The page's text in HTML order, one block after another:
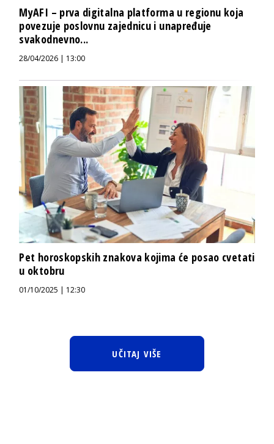
MyAFI – prva digitalna platforma u regionu koja
povezuje poslovnu zajednicu i unapređuje
svakodnevno...
28/04/2026 | 13:00
Pet horoskopskih znakova kojima će posao cvetati
u oktobru
01/10/2025 | 12:30
UČITAJ VIŠE